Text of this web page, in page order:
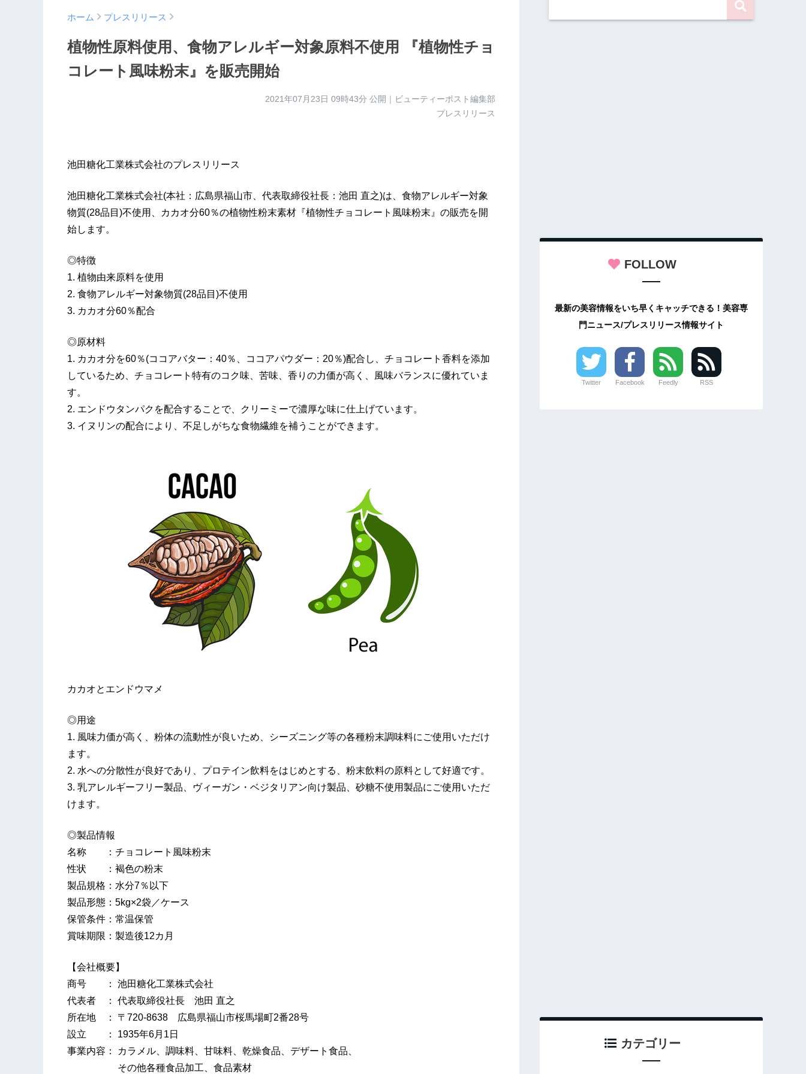
ホーム プレスリリース
植物性原料使用、食物アレルギー対象原料不使用 『植物性チョ
コレート風味粉末』を販売開始
2021年07月23日 09時43分 公開｜ビューティーポスト編集部
プレスリリース
池田糖化工業株式会社のプレスリリース
池田糖化工業株式会社(本社：広島県福山市、代表取締役社長：池田 直之)は、食物アレルギー対象
物質(28品目)不使用、カカオ分60％の植物性粉末素材『植物性チョコレート風味粉末』の販売を開
始します。
◎特徴
1. 植物由来原料を使用
2. 食物アレルギー対象物質(28品目)不使用
3. カカオ分60％配合
◎原材料
1. カカオ分を60％(ココアバター：40％、ココアパウダー：20％)配合し、チョコレート香料を添加
しているため、チョコレート特有のコク味、苦味、香りの力価が高く、風味バランスに優れていま
す。
2. エンドウタンパクを配合することで、クリーミーで濃厚な味に仕上げています。
3. イヌリンの配合により、不足しがちな食物繊維を補うことができます。
カカオとエンドウマメ
◎用途
1. 風味力価が高く、粉体の流動性が良いため、シーズニング等の各種粉末調味料にご使用いただけ
ます。
2. 水への分散性が良好であり、プロテイン飲料をはじめとする、粉末飲料の原料として好適です。
3. 乳アレルギーフリー製品、ヴィーガン・ベジタリアン向け製品、砂糖不使用製品にご使用いただ
けます。
◎製品情報
名称 ：チョコレート風味粉末
性状 ：褐色の粉末
製品規格：水分7％以下
製品形態：5kg×2袋／ケース
保管条件：常温保管
賞味期限：製造後12カ月
【会社概要】
商号 ： 池田糖化工業株式会社
代表者 ： 代表取締役社長 池田 直之
所在地 ： 〒720-8638 広島県福山市桜馬場町2番28号
設立 ： 1935年6月1日
事業内容： カラメル、調味料、甘味料、乾燥食品、デザート食品、
その他各種食品加工、食品素材
FOLLOW
最新の美容情報をいち早くキャッチできる！美容専
門ニュース/プレスリリース情報サイト
Twitter Facebook Feedly RSS
カテゴリー